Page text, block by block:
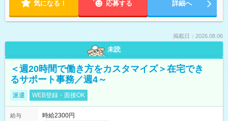
気になる！ 応募する 詳細へ
掲載日：2026.08.06
未読
＜週20時間で働き方をカスタマイズ＞在宅でき
るサポート事務／週4～
派遣 WEB登録・面接OK
給与
時給2300円